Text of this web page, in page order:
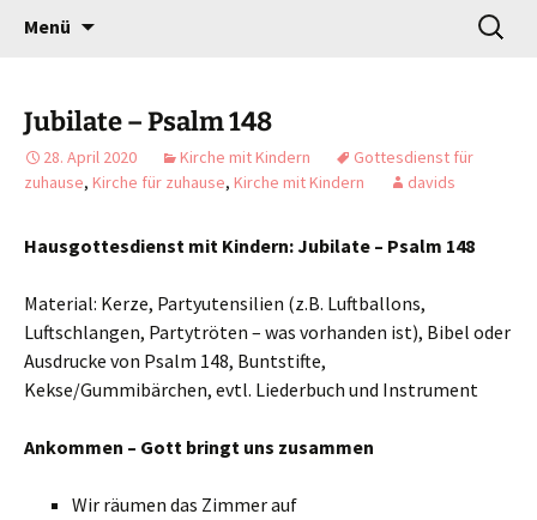
Willkommen!
Gottesdienst verändert
Menü
Suchen
nach:
Jubilate – Psalm 148
28. April 2020 Kirche mit Kindern
Gottesdienst für
zuhause, Kirche für zuhause, Kirche mit Kindern davids
Hausgottesdienst mit Kindern: Jubilate – Psalm 148
Material: Kerze, Partyutensilien (z.B. Luftballons,
Luftschlangen, Partytröten – was vorhanden ist), Bibel oder
Ausdrucke von Psalm 148, Buntstifte,
Kekse/Gummibärchen, evtl. Liederbuch und Instrument
Ankommen – Gott bringt uns zusammen
Wir räumen das Zimmer auf